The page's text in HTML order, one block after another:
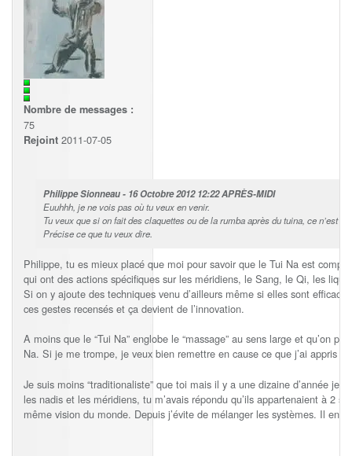
Nombre de messages :
75
Rejoint 2011-07-05
Philippe Sionneau - 16 Octobre 2012 12:22 APRÈS-MIDI
Euuhhh, je ne vois pas où tu veux en venir.
Tu veux que si on fait des claquettes ou de la rumba après du tuina, ce n’est
Précise ce que tu veux dire.
Philippe, tu es mieux placé que moi pour savoir que le Tui Na est
qui ont des actions spécifiques sur les méridiens, le Sang, le Qi, les
Si on y ajoute des techniques venu d’ailleurs même si elles sont
ces gestes recensés et ça devient de l’innovation.
A moins que le “Tui Na” englobe le “massage” au sens large et qu’on
Na. Si je me trompe, je veux bien remettre en cause ce que j’ai appris
Je suis moins “traditionaliste” que toi mais il y a une dizaine d’année je
les nadis et les méridiens, tu m’avais répondu qu’ils appartenaient à 2
même vision du monde. Depuis j’évite de mélanger les systèmes. Il en